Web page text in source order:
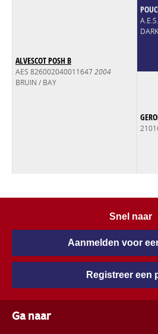
ALVESCOT POSH B
AES 8260020400116472004
BRUIN / BAY
Snel naar
Aanmelden voor
Registreer een
Ga naar